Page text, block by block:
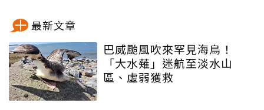
最新文章
巴威颱風吹來罕見海鳥！
「大水薙」迷航至淡水山
區、虛弱獲救